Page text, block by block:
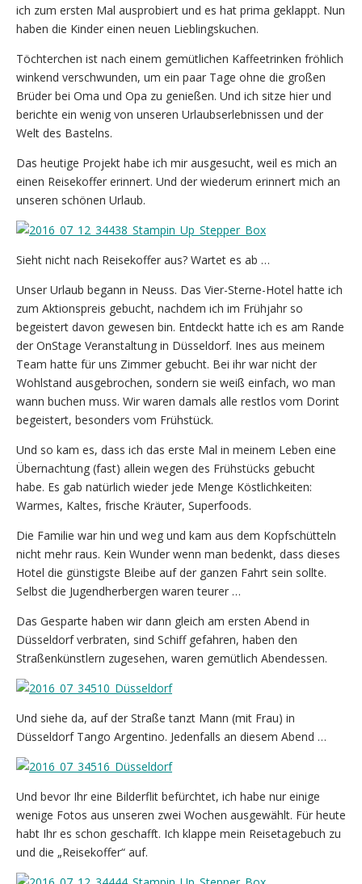
ich zum ersten Mal ausprobiert und es hat prima geklappt. Nun
haben die Kinder einen neuen Lieblingskuchen.
Töchterchen ist nach einem gemütlichen Kaffeetrinken fröhlich
winkend verschwunden, um ein paar Tage ohne die großen
Brüder bei Oma und Opa zu genießen. Und ich sitze hier und
berichte ein wenig von unseren Urlaubserlebnissen und der
Welt des Bastelns.
Das heutige Projekt habe ich mir ausgesucht, weil es mich an
einen Reisekoffer erinnert. Und der wiederum erinnert mich an
unseren schönen Urlaub.
Sieht nicht nach Reisekoffer aus? Wartet es ab …
Unser Urlaub begann in Neuss. Das Vier-Sterne-Hotel hatte ich
zum Aktionspreis gebucht, nachdem ich im Frühjahr so
begeistert davon gewesen bin. Entdeckt hatte ich es am Rande
der OnStage Veranstaltung in Düsseldorf. Ines aus meinem
Team hatte für uns Zimmer gebucht. Bei ihr war nicht der
Wohlstand ausgebrochen, sondern sie weiß einfach, wo man
wann buchen muss. Wir waren damals alle restlos vom Dorint
begeistert, besonders vom Frühstück.
Und so kam es, dass ich das erste Mal in meinem Leben eine
Übernachtung (fast) allein wegen des Frühstücks gebucht
habe. Es gab natürlich wieder jede Menge Köstlichkeiten:
Warmes, Kaltes, frische Kräuter, Superfoods.
Die Familie war hin und weg und kam aus dem Kopfschütteln
nicht mehr raus. Kein Wunder wenn man bedenkt, dass dieses
Hotel die günstigste Bleibe auf der ganzen Fahrt sein sollte.
Selbst die Jugendherbergen waren teurer …
Das Gesparte haben wir dann gleich am ersten Abend in
Düsseldorf verbraten, sind Schiff gefahren, haben den
Straßenkünstlern zugesehen, waren gemütlich Abendessen.
Und siehe da, auf der Straße tanzt Mann (mit Frau) in
Düsseldorf Tango Argentino. Jedenfalls an diesem Abend …
Und bevor Ihr eine Bilderflit befürchtet, ich habe nur einige
wenige Fotos aus unseren zwei Wochen ausgewählt. Für heute
habt Ihr es schon geschafft. Ich klappe mein Reisetagebuch zu
und die „Reisekoffer“ auf.